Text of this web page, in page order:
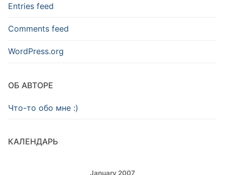
Entries feed
Comments feed
WordPress.org
ОБ АВТОРЕ
Что-то обо мне :)
КАЛЕНДАРЬ
January 2007